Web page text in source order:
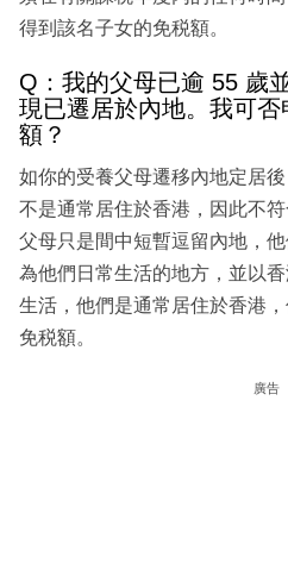
得到該名子女的免税額。
Q：我的父母已逾 55 歲
現已遷居於內地。我可
額？
如你的受養父母遷移內地定居
不是通常居住於香港，因此不
父母只是間中短暫逗留內地，
為他們日常生活的地方，並以
生活，他們是通常居住於香港
免税額。
廣告